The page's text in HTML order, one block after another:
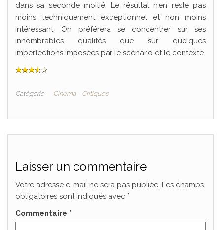
dans sa seconde moitié. Le résultat n’en reste pas
moins techniquement exceptionnel et non moins
intéressant. On préférera se concentrer sur ses
innombrables qualités que sur quelques
imperfections imposées par le scénario et le contexte.
Catégorie Cinéma Critiques
Laisser un commentaire
Votre adresse e-mail ne sera pas publiée. Les champs
obligatoires sont indiqués avec *
Commentaire *